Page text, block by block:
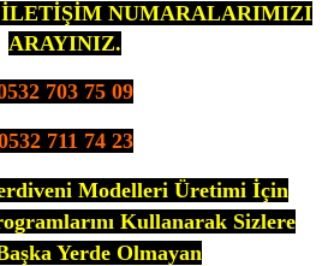
NUMARALARIMIZI
ARAYINIZ.
703 75 09
711 74 23
Modelleri Üretimi İçin
Kullanarak Sizlere
Yerde Olmayan